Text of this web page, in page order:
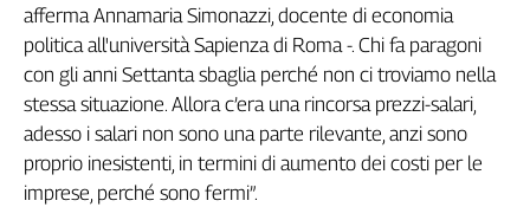
Archivio
Storico
1955-
2014
Cerca
afferma Annamaria Simonazzi, docente di economia
politica all'università Sapienza di Roma -. Chi fa paragoni
con gli anni Settanta sbaglia perché non ci troviamo nella
stessa situazione. Allora c’era una rincorsa prezzi-salari,
adesso i salari non sono una parte rilevante, anzi sono
proprio inesistenti, in termini di aumento dei costi per le
imprese, perché sono fermi”.